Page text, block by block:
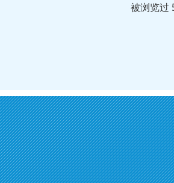
被浏览过